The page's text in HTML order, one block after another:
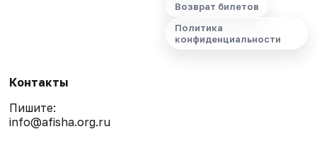
Возврат билетов
Политика
конфиденциальности
Контакты
Пишите:
info@afisha.org.ru